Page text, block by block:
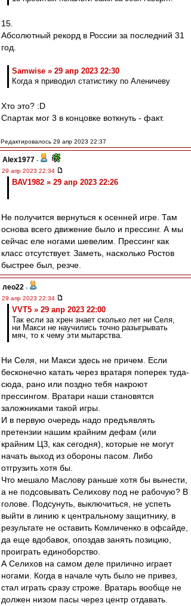
15.
Абсолютный рекорд в России за последний 31
год.
Samwise » 29 апр 2023 22:30
Когда я приводил статистику по Аленичеву
Хто это? :D
Спартак мог 3 в концовке воткнуть - факт.
Редактировалось 29 апр 2023 22:37
Alex1977 -
29 апр 2023 22:34
BAV1982 » 29 апр 2023 22:26
Не получится вернуться к осенней игре. Там
основа всего движение было и прессинг. А мы
сейчас еле ногами шевелим. Прессинг как
класс отсутствует. Заметь, насколько Ростов
быстрее был, резче.
лео22 -
29 апр 2023 22:34
VVT5 » 29 апр 2023 22:00
Так если за хрен знает сколько лет ни Селя,
ни Макси не научились точно разыгрывать
мяч, то к чему эти мытарства.
Ни Селя, ни Макси здесь не причем. Если
бесконечно катать через вратаря поперек туда-
сюда, рано или поздно тебя накроют
прессингом. Вратари наши становятся
заложниками такой игры.
И в первую очередь надо предъявлять
претензии нашим крайним дефам (или
крайним ЦЗ, как сегодня), которые не могут
начать выход из обороны пасом. Либо
отгрузить хотя бы.
Что мешало Маслову раньше хотя бы вынести,
а не подсовывать Селихову под не рабочую? В
голове. Подсунуть, выключиться, не успеть
выйти в линию к центральному защитнику, в
результате не оставить Комличенко в офсайде,
да еще вдобавок, опоздав занять позицию,
проиграть единоборство.
А Селихов на самом деле прилично играет
ногами. Когда в начале чуть было не привез,
стал играть сразу строже. Вратарь вообще не
должен низом пасы через центр отдавать.